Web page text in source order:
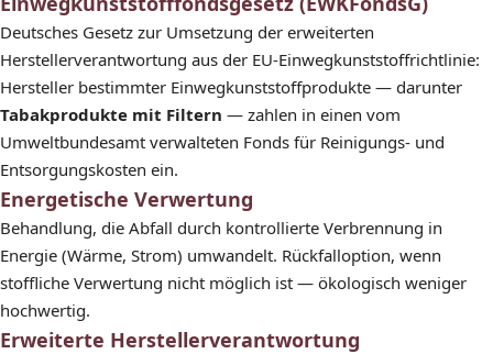
Deutsches Gesetz zur Umsetzung der erweiterten
Herstellerverantwortung aus der EU-Einwegkunststoffrichtlinie:
Hersteller bestimmter Einwegkunststoffprodukte — darunter
Tabakprodukte mit Filtern — zahlen in einen vom
Umweltbundesamt verwalteten Fonds für Reinigungs- und
Entsorgungskosten ein.
Energetische Verwertung
Behandlung, die Abfall durch kontrollierte Verbrennung in
Energie (Wärme, Strom) umwandelt. Rückfalloption, wenn
stoffliche Verwertung nicht möglich ist — ökologisch weniger
hochwertig.
Erweiterte Herstellerverantwortung